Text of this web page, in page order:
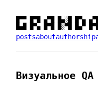
█▀▀ █▀█ ▄▀█ █▄░█ █▀▄ ▄▀█
█▄█ █▀▄ █▀█ █░▀█ █▄▀ █▀█
postsaboutauthorship
Визуальное